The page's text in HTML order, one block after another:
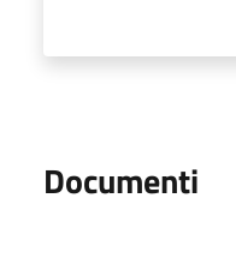
Documenti